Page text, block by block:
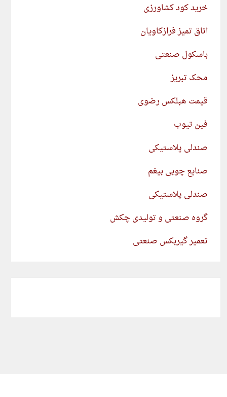
خرید کود کشاورزی
اتاق تمیز فرازکاویان
باسکول صنعتی
محک تبریز
قیمت هبلکس رضوی
فین تیوب
صندلی پلاستیکی
صنایع چوبی بیغم
صندلی پلاستیکی
گروه صنعتی و تولیدی چکش
تعمیر گیربکس صنعتی